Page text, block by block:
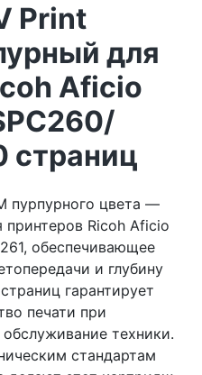
Print
для
Aficio
страниц
пурпурного цвета —
Ricoh Aficio
обеспечивающее
и глубину
гарантирует
печати при
техники.
стандартам